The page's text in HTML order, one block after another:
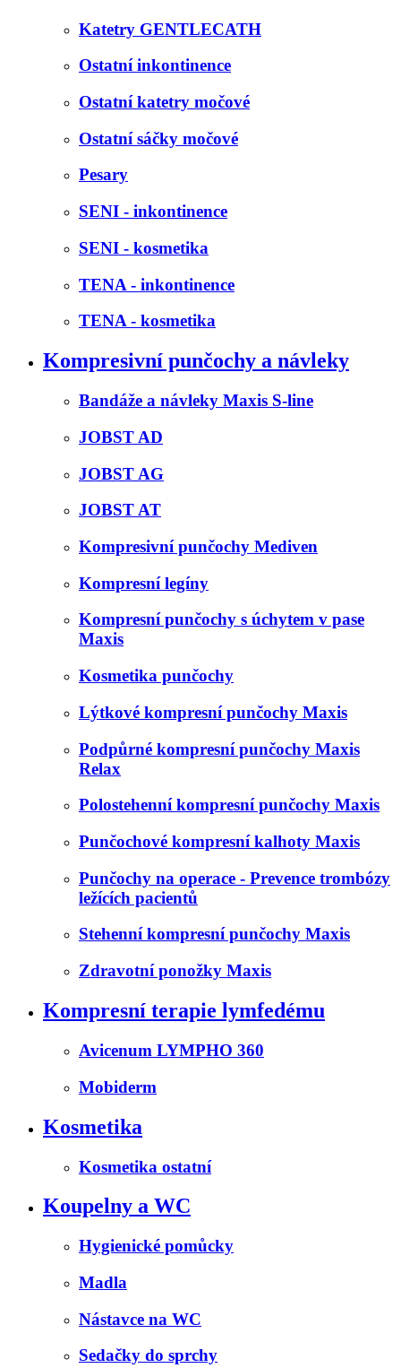
Katetry GENTLECATH
Ostatní inkontinence
Ostatní katetry močové
Ostatní sáčky močové
Pesary
SENI - inkontinence
SENI - kosmetika
TENA - inkontinence
TENA - kosmetika
Kompresivní punčochy a návleky
Bandáže a návleky Maxis S-line
JOBST AD
JOBST AG
JOBST AT
Kompresivní punčochy Mediven
Kompresní legíny
Kompresní punčochy s úchytem v pase
Maxis
Kosmetika punčochy
Lýtkové kompresní punčochy Maxis
Podpůrné kompresní punčochy Maxis
Relax
Polostehenní kompresní punčochy Maxis
Punčochové kompresní kalhoty Maxis
Punčochy na operace - Prevence trombózy
ležících pacientů
Stehenní kompresní punčochy Maxis
Zdravotní ponožky Maxis
Kompresní terapie lymfedému
Avicenum LYMPHO 360
Mobiderm
Kosmetika
Kosmetika ostatní
Koupelny a WC
Hygienické pomůcky
Madla
Nástavce na WC
Sedačky do sprchy